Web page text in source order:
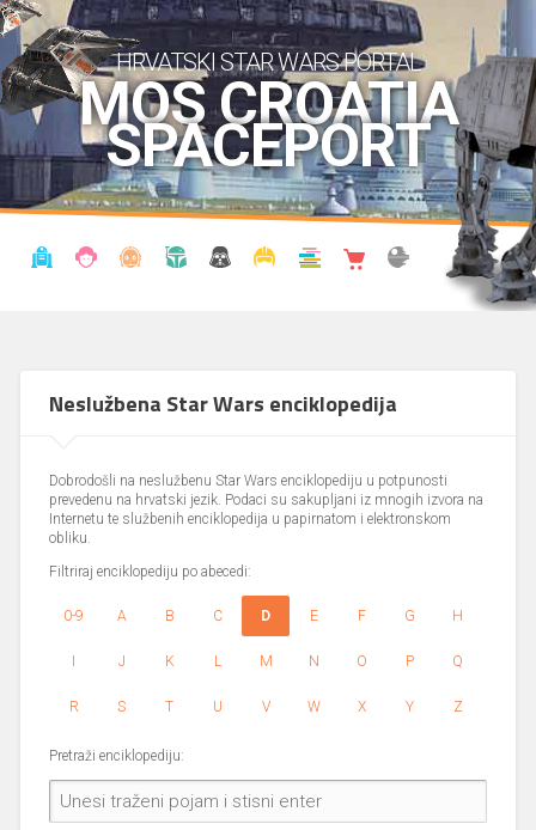
HRVATSKI STAR WARS PORTAL
MOS CROATIA
SPACEPORT
Neslužbena Star Wars enciklopedija
Dobrodošli na neslužbenu Star Wars enciklopediju u potpunosti
prevedenu na hrvatski jezik. Podaci su sakupljani iz mnogih izvora na
Internetu te službenih enciklopedija u papirnatom i elektronskom
obliku.
Filtriraj enciklopediju po abecedi:
0-9 A B C D E F G H
I J K L M N O P Q
R S T U V W X Y Z
Pretraži enciklopediju: